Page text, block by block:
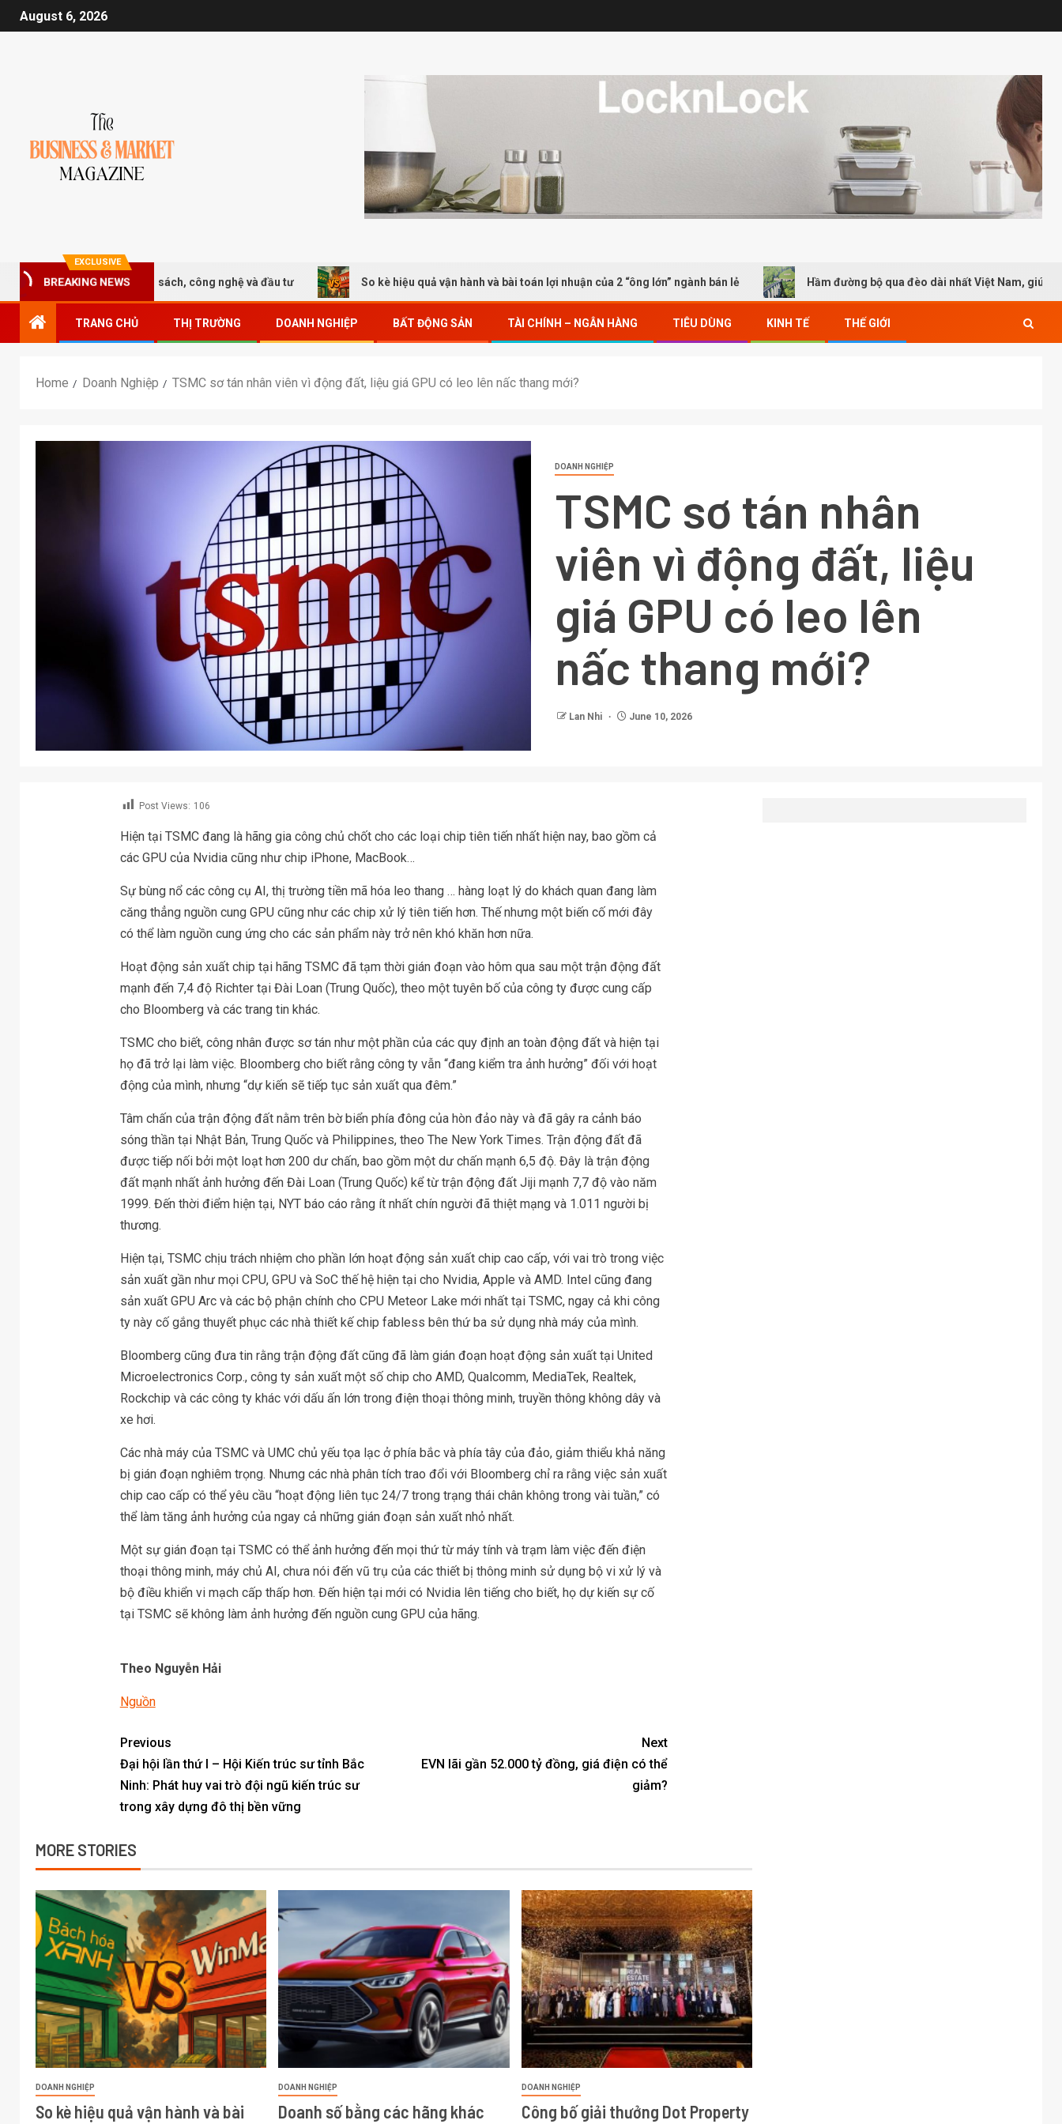
August 6, 2026
EXCLUSIVE
BREAKING NEWS
2026 kết nối chính sách, công nghệ và đầu tư So kè hiệu quả vận hành và bài toán lợi nhuận của 2 “ông lớn” ngành bán lẻ Hầm đường bộ qua đèo dài nhất Việt Nam, giúp rút ngắn
TRANG CHỦ THỊ TRƯỜNG DOANH NGHIỆP BẤT ĐỘNG SẢN TÀI CHÍNH – NGÂN HÀNG TIÊU DÙNG KINH TẾ THẾ GIỚI
Home Doanh Nghiệp TSMC sơ tán nhân viên vì động đất, liệu giá GPU có leo lên nấc thang mới?
DOANH NGHIỆP
TSMC sơ tán nhân
viên vì động đất, liệu
giá GPU có leo lên
nấc thang mới?
Lan Nhi June 10, 2026
Post Views: 106
Hiện tại TSMC đang là hãng gia công chủ chốt cho các loại chip tiên tiến nhất hiện nay, bao gồm cả
các GPU của Nvidia cũng như chip iPhone, MacBook…
Sự bùng nổ các công cụ AI, thị trường tiền mã hóa leo thang … hàng loạt lý do khách quan đang làm
căng thẳng nguồn cung GPU cũng như các chip xử lý tiên tiến hơn. Thế nhưng một biến cố mới đây
có thể làm nguồn cung ứng cho các sản phẩm này trở nên khó khăn hơn nữa.
Hoạt động sản xuất chip tại hãng TSMC đã tạm thời gián đoạn vào hôm qua sau một trận động đất
mạnh đến 7,4 độ Richter tại Đài Loan (Trung Quốc), theo một tuyên bố của công ty được cung cấp
cho Bloomberg và các trang tin khác.
TSMC cho biết, công nhân được sơ tán như một phần của các quy định an toàn động đất và hiện tại
họ đã trở lại làm việc. Bloomberg cho biết rằng công ty vẫn “đang kiểm tra ảnh hưởng” đối với hoạt
động của mình, nhưng “dự kiến sẽ tiếp tục sản xuất qua đêm.”
Tâm chấn của trận động đất nằm trên bờ biển phía đông của hòn đảo này và đã gây ra cảnh báo
sóng thần tại Nhật Bản, Trung Quốc và Philippines, theo The New York Times. Trận động đất đã
được tiếp nối bởi một loạt hơn 200 dư chấn, bao gồm một dư chấn mạnh 6,5 độ. Đây là trận động
đất mạnh nhất ảnh hưởng đến Đài Loan (Trung Quốc) kể từ trận động đất Jiji mạnh 7,7 độ vào năm
1999. Đến thời điểm hiện tại, NYT báo cáo rằng ít nhất chín người đã thiệt mạng và 1.011 người bị
thương.
Hiện tại, TSMC chịu trách nhiệm cho phần lớn hoạt động sản xuất chip cao cấp, với vai trò trong việc
sản xuất gần như mọi CPU, GPU và SoC thế hệ hiện tại cho Nvidia, Apple và AMD. Intel cũng đang
sản xuất GPU Arc và các bộ phận chính cho CPU Meteor Lake mới nhất tại TSMC, ngay cả khi công
ty này cố gắng thuyết phục các nhà thiết kế chip fabless bên thứ ba sử dụng nhà máy của mình.
Bloomberg cũng đưa tin rằng trận động đất cũng đã làm gián đoạn hoạt động sản xuất tại United
Microelectronics Corp., công ty sản xuất một số chip cho AMD, Qualcomm, MediaTek, Realtek,
Rockchip và các công ty khác với dấu ấn lớn trong điện thoại thông minh, truyền thông không dây và
xe hơi.
Các nhà máy của TSMC và UMC chủ yếu tọa lạc ở phía bắc và phía tây của đảo, giảm thiểu khả năng
bị gián đoạn nghiêm trọng. Nhưng các nhà phân tích trao đổi với Bloomberg chỉ ra rằng việc sản xuất
chip cao cấp có thể yêu cầu “hoạt động liên tục 24/7 trong trạng thái chân không trong vài tuần,” có
thể làm tăng ảnh hưởng của ngay cả những gián đoạn sản xuất nhỏ nhất.
Một sự gián đoạn tại TSMC có thể ảnh hưởng đến mọi thứ từ máy tính và trạm làm việc đến điện
thoại thông minh, máy chủ AI, chưa nói đến vũ trụ của các thiết bị thông minh sử dụng bộ vi xử lý và
bộ điều khiển vi mạch cấp thấp hơn. Đến hiện tại mới có Nvidia lên tiếng cho biết, họ dự kiến sự cố
tại TSMC sẽ không làm ảnh hưởng đến nguồn cung GPU của hãng.
Theo Nguyễn Hải
Nguồn
Previous
Đại hội lần thứ I – Hội Kiến trúc sư tỉnh Bắc
Ninh: Phát huy vai trò đội ngũ kiến trúc sư
trong xây dựng đô thị bền vững
Next
EVN lãi gần 52.000 tỷ đồng, giá điện có thể
giảm?
MORE STORIES
DOANH NGHIỆP
So kè hiệu quả vận hành và bài
DOANH NGHIỆP
Doanh số bằng các hãng khác
DOANH NGHIỆP
Công bố giải thưởng Dot Property